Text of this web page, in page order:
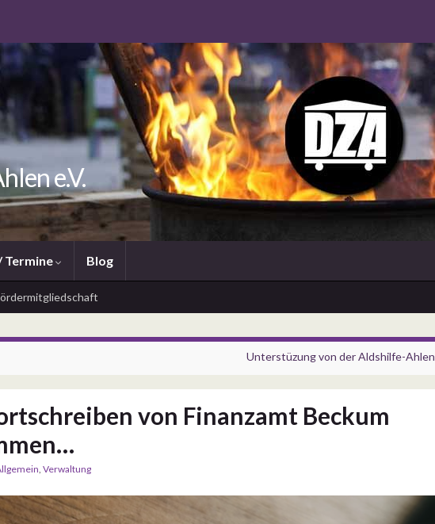
e.V.
Termine Blog
Unterstüzung von der Aldshilfe-Ahlen
von Finanzamt Beckum
, Verwaltung